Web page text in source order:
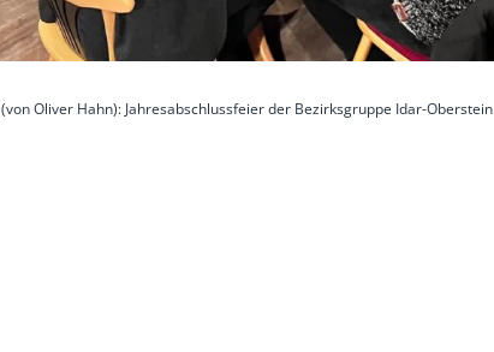
(von Oliver Hahn): Jahresabschlussfeier der Bezirksgruppe Idar-Oberstein